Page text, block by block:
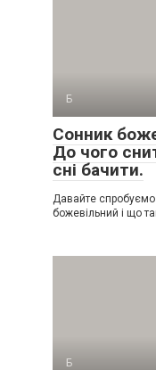
Б
Сонник
До чого
сні бачити.
Давайте спробуємо
божевільний і що
Б